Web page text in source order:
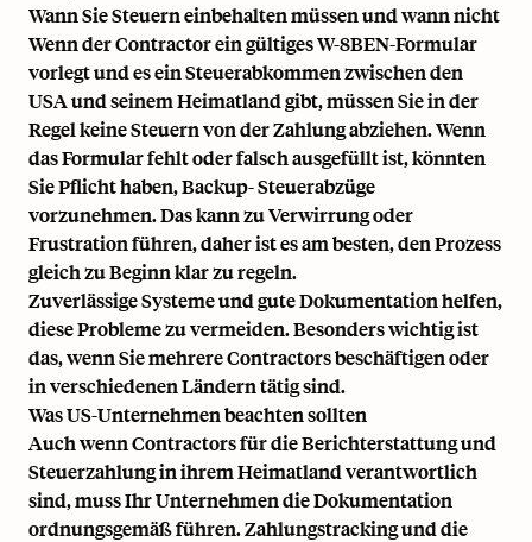
Wann Sie Steuern einbehalten müssen und wann nicht
Wenn der Contractor ein gültiges W-8BEN-Formular
vorlegt und es ein Steuerabkommen zwischen den
USA und seinem Heimatland gibt, müssen Sie in der
Regel keine Steuern von der Zahlung abziehen. Wenn
das Formular fehlt oder falsch ausgefüllt ist, könnten
Sie Pflicht haben, Backup- Steuerabzüge
vorzunehmen. Das kann zu Verwirrung oder
Frustration führen, daher ist es am besten, den Prozess
gleich zu Beginn klar zu regeln.
Zuverlässige Systeme und gute Dokumentation helfen,
diese Probleme zu vermeiden. Besonders wichtig ist
das, wenn Sie mehrere Contractors beschäftigen oder
in verschiedenen Ländern tätig sind.
Was US-Unternehmen beachten sollten
Auch wenn Contractors für die Berichterstattung und
Steuerzahlung in ihrem Heimatland verantwortlich
sind, muss Ihr Unternehmen die Dokumentation
ordnungsgemäß führen. Zahlungstracking und die